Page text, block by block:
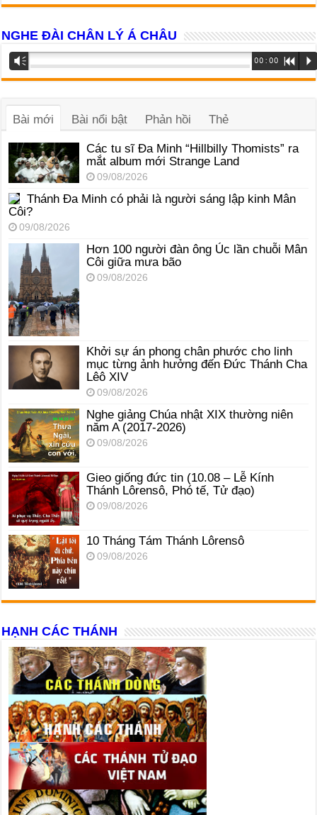
NGHE ĐÀI CHÂN LÝ Á CHÂU
Trình
phát
Vm 00:00 R P
Bài mới Bài nổi bật Phản hồi Thẻ
Các tu sĩ Đa Minh “Hillbilly Thomists” ra
mắt album mới Strange Land
09/08/2026
Thánh Đa Minh có phải là người sáng lập kinh Mân
Côi?
09/08/2026
Hơn 100 người đàn ông Úc lần chuỗi Mân
Côi giữa mưa bão
09/08/2026
Khởi sự án phong chân phước cho linh
mục từng ảnh hưởng đến Đức Thánh Cha
Lêô XIV
09/08/2026
Nghe giảng Chúa nhật XIX thường niên
năm A (2017-2026)
09/08/2026
Gieo giống đức tin (10.08 – Lễ Kính
Thánh Lôrensô, Phó tế, Tử đạo)
09/08/2026
10 Tháng Tám Thánh Lôrensô
09/08/2026
HẠNH CÁC THÁNH